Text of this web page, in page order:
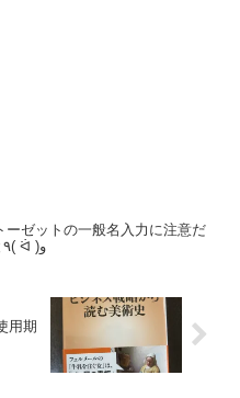
ーゼットの一般名入力に注意だ
ぜ、っと٩( ᐛ )و
用期